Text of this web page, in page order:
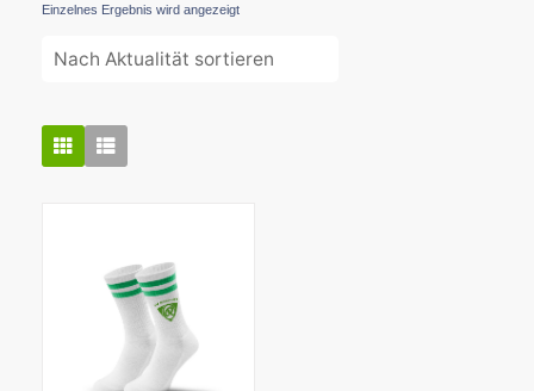
Einzelnes Ergebnis wird angezeigt